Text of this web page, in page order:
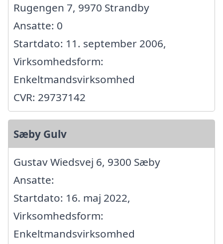
Rugengen 7, 9970 Strandby
Ansatte: 0
Startdato: 11. september 2006,
Virksomhedsform:
Enkeltmandsvirksomhed
CVR: 29737142
Sæby Gulv
Gustav Wiedsvej 6, 9300 Sæby
Ansatte:
Startdato: 16. maj 2022,
Virksomhedsform:
Enkeltmandsvirksomhed